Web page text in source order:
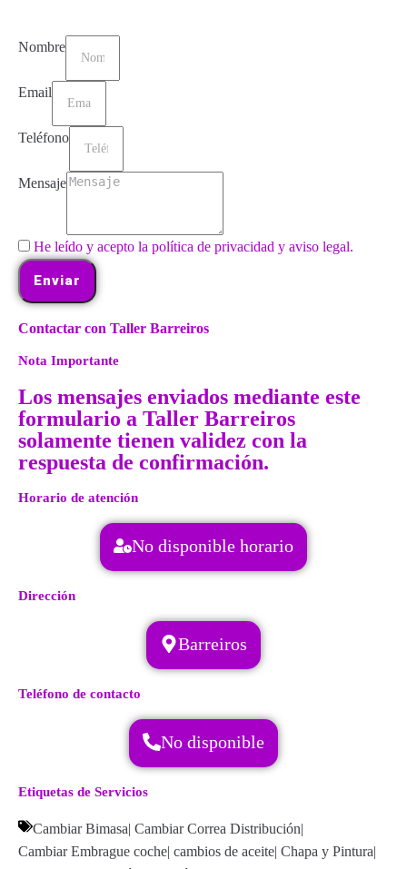
Nombre
Email
Teléfono
Mensaje
He leído y acepto la política de privacidad y aviso legal.
Enviar
Contactar con Taller Barreiros
Nota Importante
Los mensajes enviados mediante este
formulario a Taller Barreiros
solamente tienen validez con la
respuesta de confirmación.
Horario de atención
No disponible horario
Dirección
Barreiros
Teléfono de contacto
No disponible
Etiquetas de Servicios
Cambiar Bimasa| Cambiar Correa Distribución|
Cambiar Embrague coche| cambios de aceite| Chapa y Pintura|